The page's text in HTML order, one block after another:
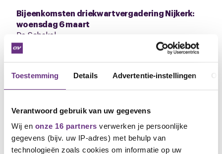
Toestemming Details Advertentie-instellingen
Verantwoord gebruik van uw gegevens
Wij en onze 16 partners verwerken je persoonlijke
gegevens (bijv. uw IP-adres) met behulp van
technologieën zoals cookies om informatie op uw
Bijeenkomsten driekwartvergadering Nijkerk:
woensdag 6 maart
De Schakel
Oranjelaan 10
e
2 bijeenkomst: 14.30 tot 15.30
Je kunt het hele cao-traject online volgen. Reageer
en stel je vragen en blijf altijd op de hoogte van het
laatste nieuws over jouw cao.Ga hier naar jouw cao-
pagina